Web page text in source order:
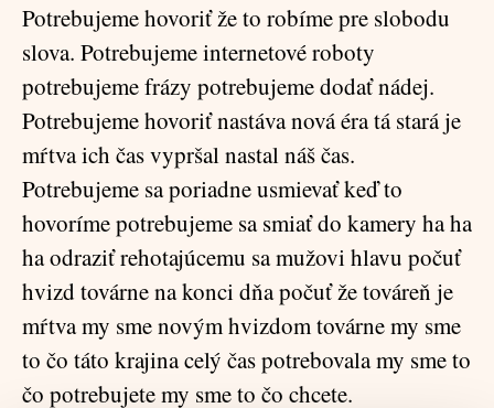
Potrebujeme hovoriť že to robíme pre slobodu
slova. Potrebujeme internetové roboty
potrebujeme frázy potrebujeme dodať nádej.
Potrebujeme hovoriť nastáva nová éra tá stará je
mŕtva ich čas vypršal nastal náš čas.
Potrebujeme sa poriadne usmievať keď to
hovoríme potrebujeme sa smiať do kamery ha ha
ha odraziť rehotajúcemu sa mužovi hlavu počuť
hvizd továrne na konci dňa počuť že továreň je
mŕtva my sme novým hvizdom továrne my sme
to čo táto krajina celý čas potrebovala my sme to
čo potrebujete my sme to čo chcete.